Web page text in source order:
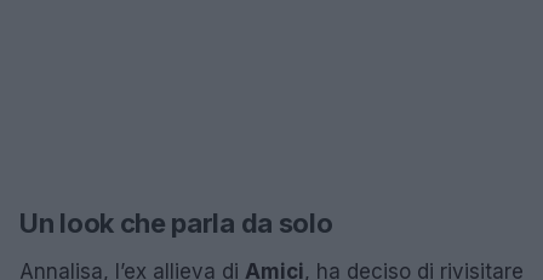
Un look che parla da solo
Annalisa, l’ex allieva di Amici, ha deciso di rivisitare